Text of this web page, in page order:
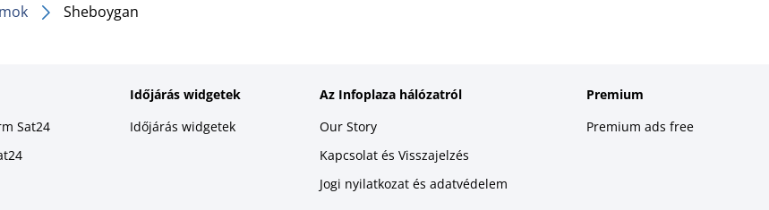
Sheboygan
Sat24
Időjárás widgetek
Időjárás widgetek
Az Infoplaza hálózatról
Our Story
Kapcsolat és Visszajelzés
Jogi nyilatkozat és adatvédelem
Premium
Premium ads free